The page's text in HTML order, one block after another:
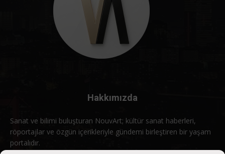
Hakkımızda
Sanat ve bilimi buluşturan NouvArt; kültür sanat haberleri,
röportajlar ve özgün içerikleriyle gündemi birleştiren bir yaşam
portalıdır.